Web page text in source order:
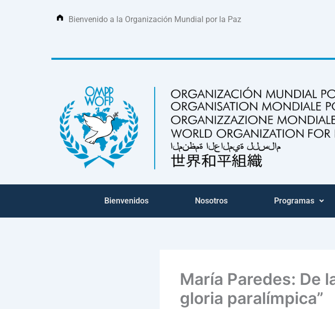
Bienvenido a la Organización Mundial por la Paz
Bienvenidos Nosotros Programas
María Paredes: De
gloria paralímpica”